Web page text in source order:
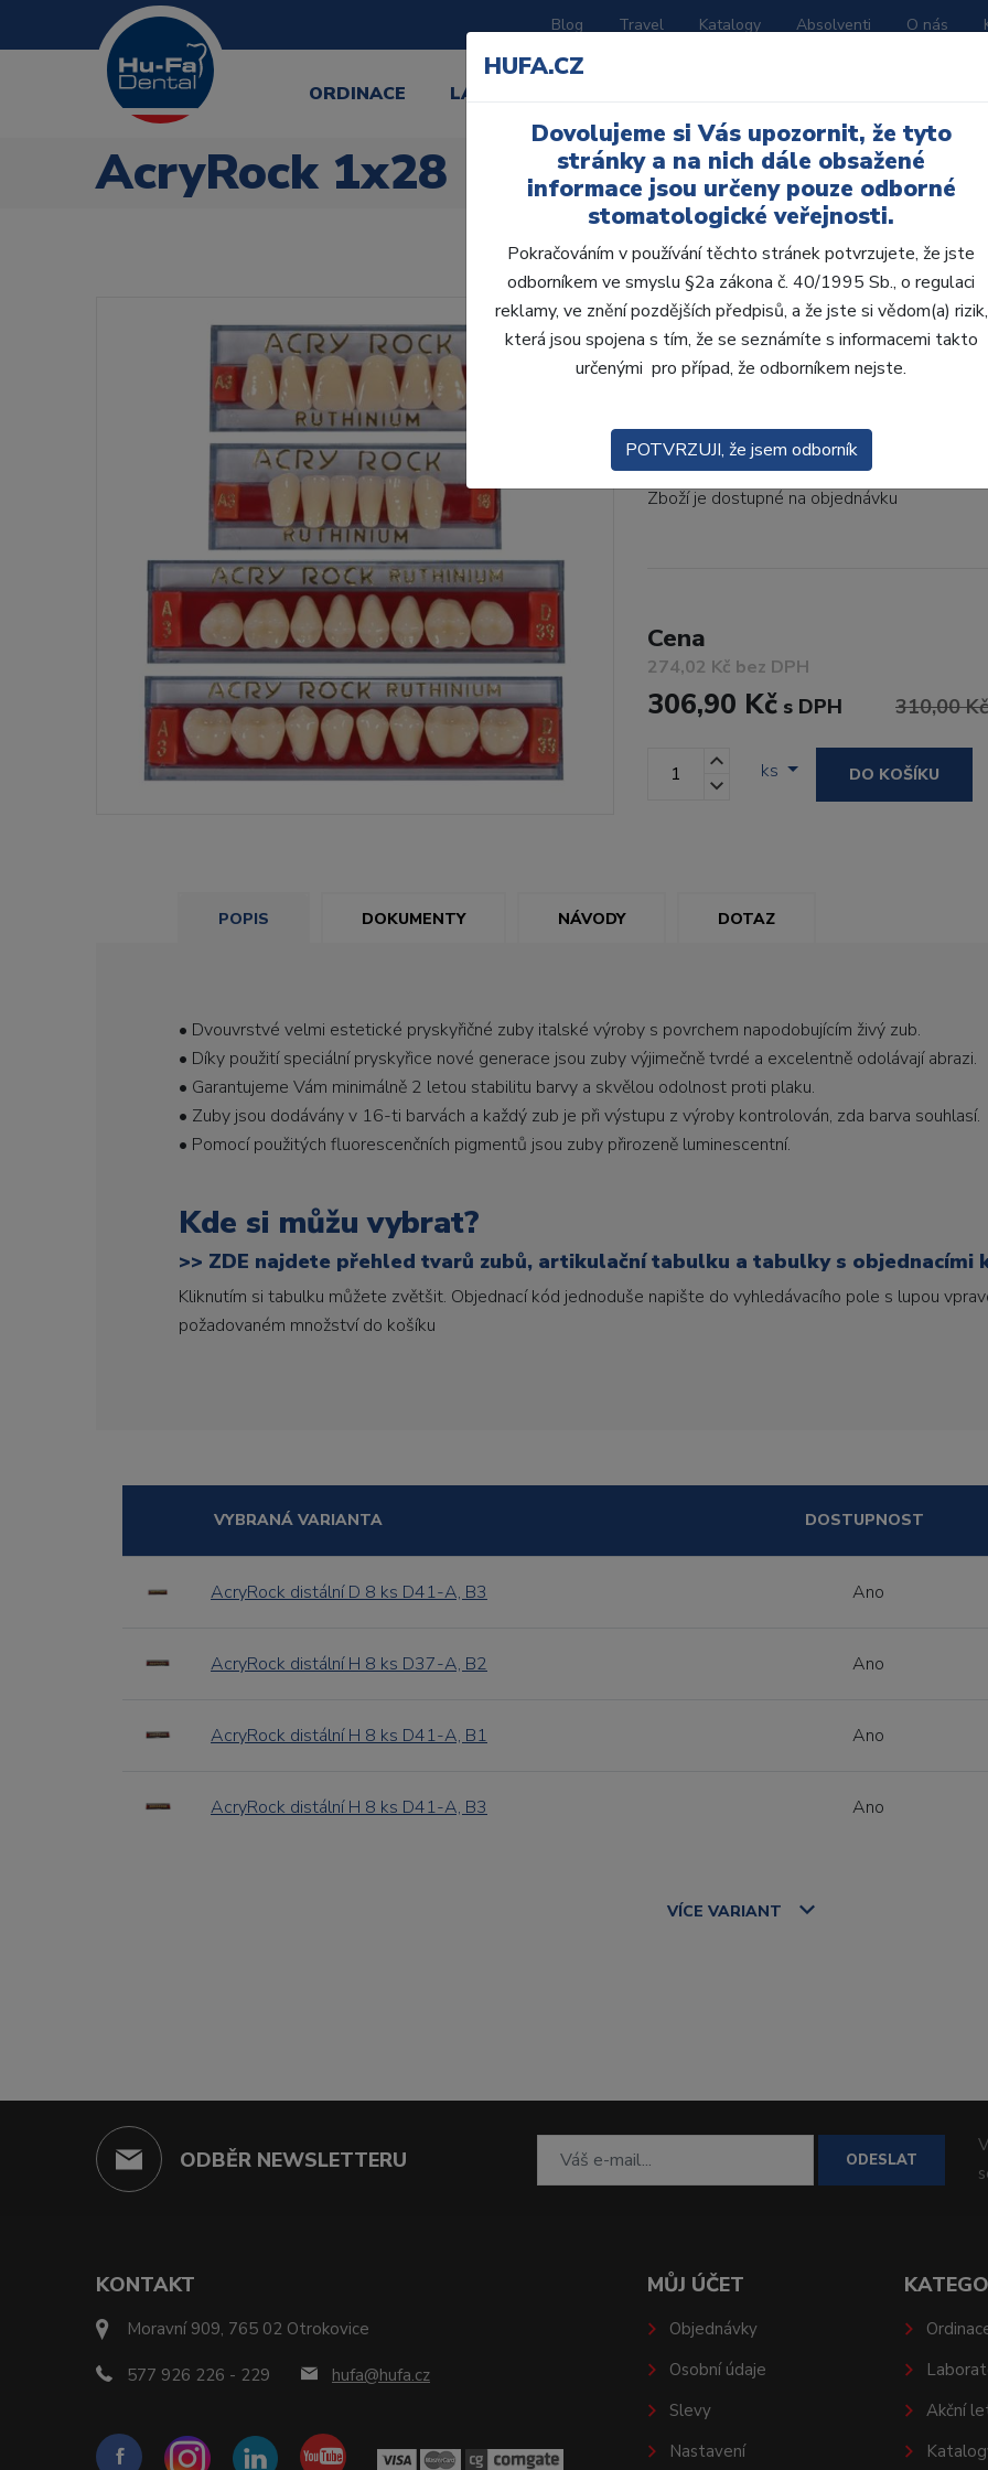
Blog Travel Katalogy Absolventi O nás
ORDINACE LABORATOŘ
AcryRock 1x28
AcryRock 1x28 S37-
• Dvouvrstvé velmi estetické pryskyřičné
zub.• Díky použití speciální pryskyřice
Kód produktu: 803263
Zboží je dostupné na objednávku
Cena
274,02 Kč bez DPH
306,90 Kč s DPH 310,00 Kč
ks DO KOŠÍKU
POPIS DOKUMENTY NÁVODY DOTAZ
• Dvouvrstvé velmi estetické pryskyřičné zuby italské výroby s povrchem napodobujícím živý zub.
• Díky použití speciální pryskyřice nové generace jsou zuby výjimečně tvrdé a excelentně odolávají abrazi.
• Garantujeme Vám minimálně 2 letou stabilitu barvy a skvělou odolnost proti plaku.
• Zuby jsou dodávány v 16-ti barvách a každý zub je při výstupu z výroby kontrolován, zda barva souhlasí.
• Pomocí použitých fluorescenčních pigmentů jsou zuby přirozeně luminescentní.
Kde si můžu vybrat?
>> ZDE najdete přehled tvarů zubů, artikulační tabulku a tabulky s objednacími
Kliknutím si tabulku můžete zvětšit. Objednací kód jednoduše napište do vyhledávacího pole s lupou
požadovaném množství do košíku
VYBRANÁ VARIANTA DOSTUPNOST
AcryRock distální D 8 ks D41-A, B3 Ano
AcryRock distální H 8 ks D37-A, B2 Ano
AcryRock distální H 8 ks D41-A, B1 Ano
AcryRock distální H 8 ks D41-A, B3 Ano
VÍCE VARIANT
ODBĚR NEWSLETTERU ODESLAT
KONTAKT
Moravní 909, 765 02 Otrokovice
577 926 226 - 229 hufa@hufa.cz
MŮJ ÚČET
Objednávky
Osobní údaje
Slevy
Nastavení
Akční
HUFA.CZ
Dovolujeme si Vás upozornit, že tyto
stránky a na nich dále obsažené
informace jsou určeny pouze odborné
stomatologické veřejnosti.
Pokračováním v používání těchto stránek potvrzujete, že jste
odborníkem ve smyslu §2a zákona č. 40/1995 Sb., o regulaci
reklamy, ve znění pozdějších předpisů, a že jste si vědom(a) rizik,
která jsou spojena s tím, že se seznámíte s informacemi takto
určenými pro případ, že odborníkem nejste.
POTVRZUJI, že jsem odborník